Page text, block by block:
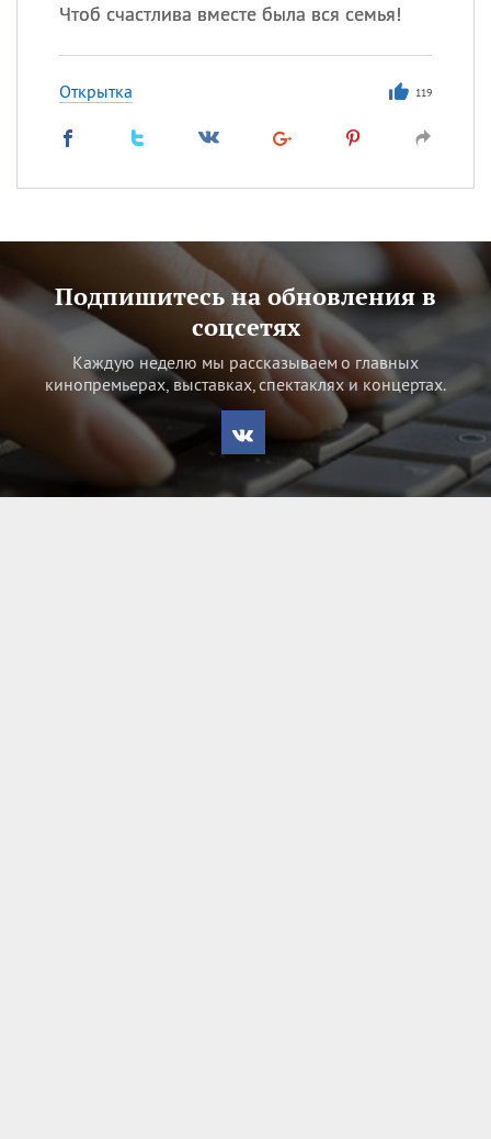
Чтоб счастлива вместе была вся семья!
Открытка 119
Подпишитесь на обновления в
соцсетях
Каждую неделю мы рассказываем о главных
кинопремьерах, выставках, спектаклях и концертах.